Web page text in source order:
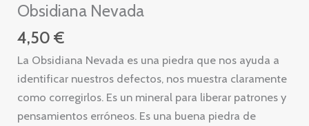
Obsidiana Nevada
4,50€
La Obsidiana Nevada es una piedra que nos ayuda a
identificar nuestros defectos, nos muestra claramente
como corregirlos. Es un mineral para liberar patrones y
pensamientos erróneos. Es una buena piedra de